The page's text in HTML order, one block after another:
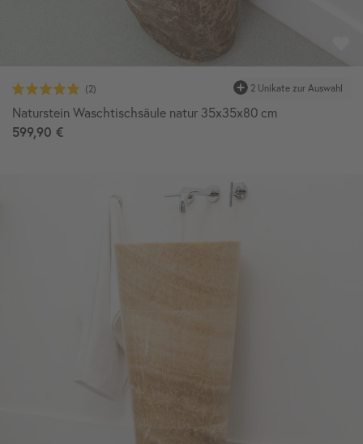
Naturstein Waschtischsäule natur 35x35x80 cm
599,90 €